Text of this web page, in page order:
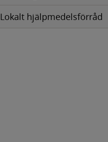
Lokalt hjälpmedelsförråd